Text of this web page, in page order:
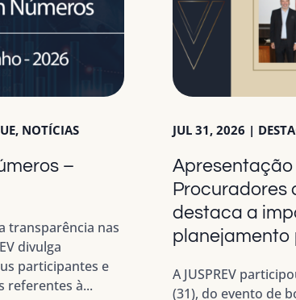
–
, NOTÍCIAS
transparência nas
divulga
participantes e
referentes à...
Apresentação
Procuradores
destaca a
planejamento
JUL 31, 2026 |
A JUSPREV
(31), do evento de